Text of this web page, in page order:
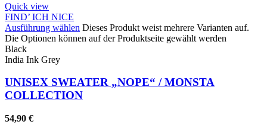
Quick view
FIND’ ICH NICE
Ausführung wählen Dieses Produkt weist mehrere Varianten auf.
Die Optionen können auf der Produktseite gewählt werden
Black
India Ink Grey
UNISEX SWEATER „NOPE“ / MONSTA
COLLECTION
54,90 €